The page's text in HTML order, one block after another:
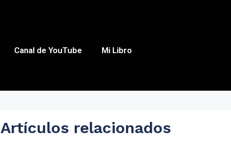
Canal de YouTube Mi Libro
Artículos relacionados